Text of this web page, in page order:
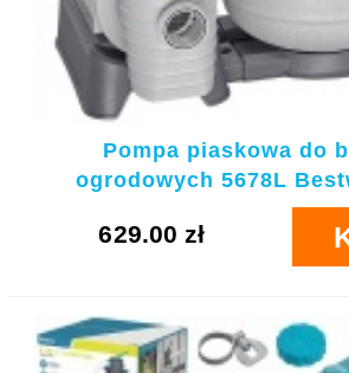
Pompa piaskowa do
ogrodowych 5678L
629.00 zł